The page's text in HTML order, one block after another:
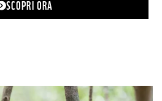
SCOPRI ORA